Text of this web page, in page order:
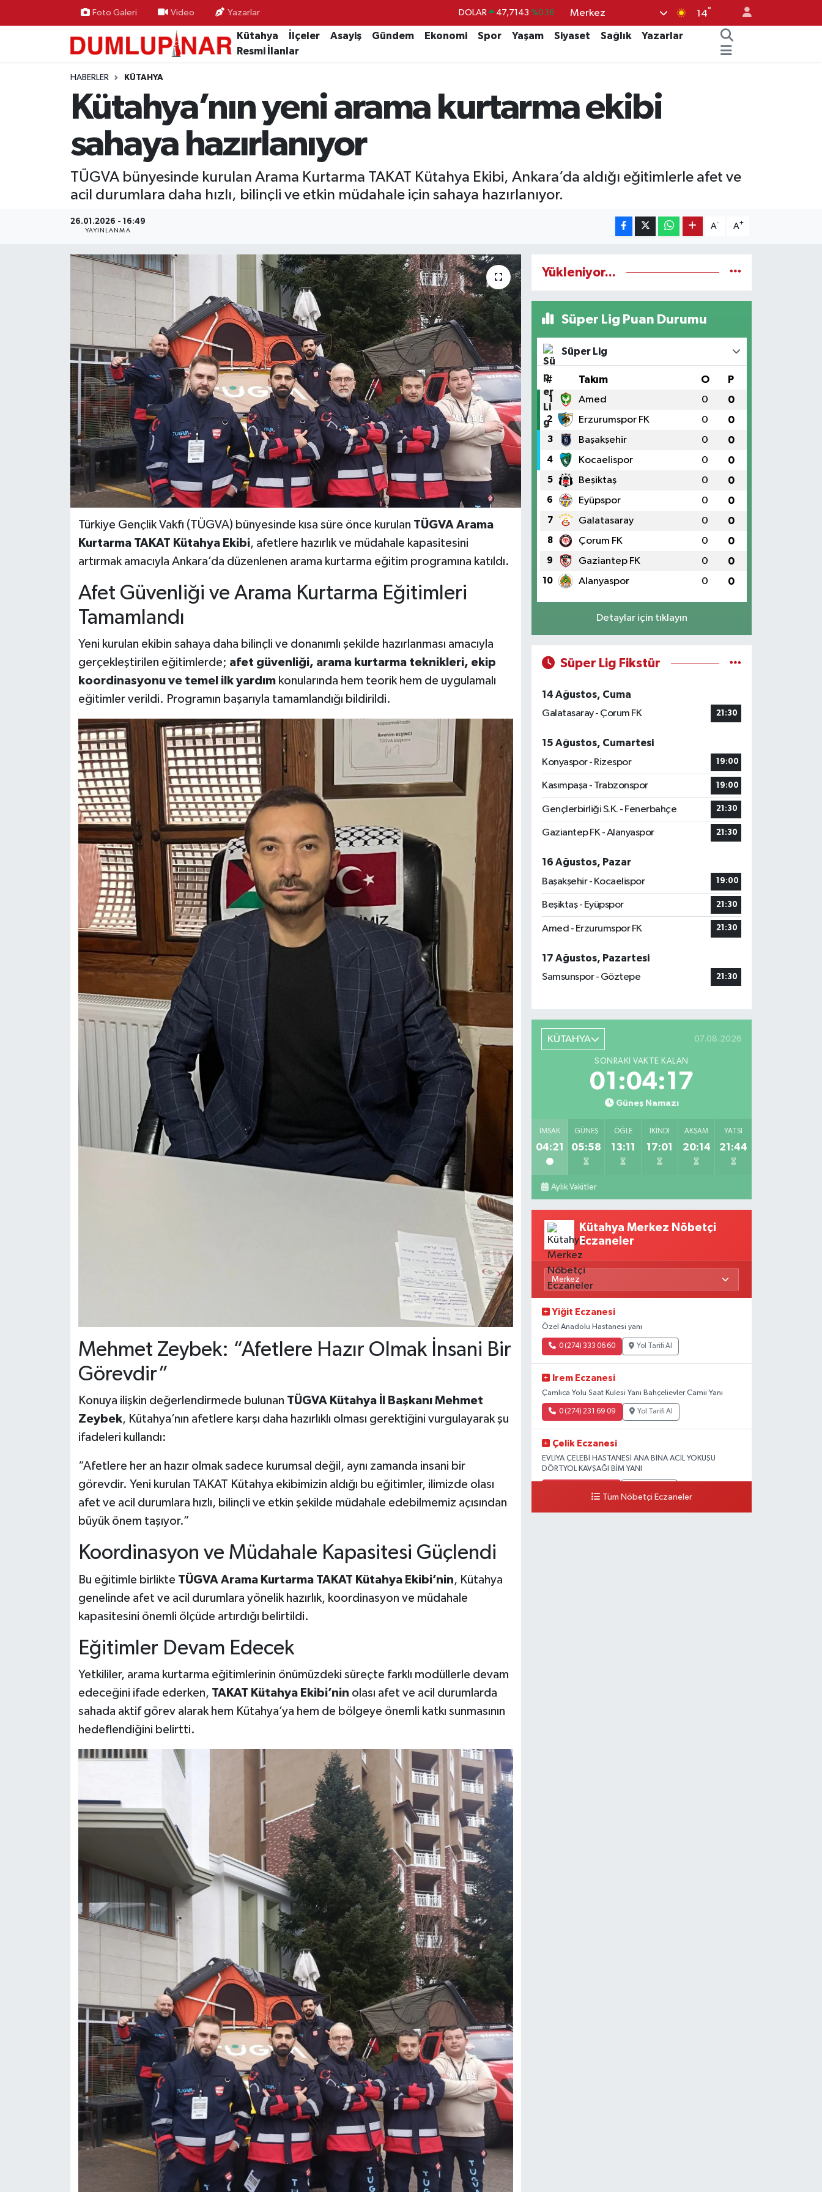
Foto Galeri Video Yazarlar DOLAR 47,7143 %0.16
EURO 55,0317 %-0.02
BİST100 13.799 %70
Merkez 14°
Kütahya İlçeler Asayiş Gündem Ekonomi Spor Yaşam Siyaset Sağlık
Yazarlar
Resmi İlanlar
HABERLER KÜTAHYA
Kütahya’nın yeni arama kurtarma ekibi
sahaya hazırlanıyor
TÜGVA bünyesinde kurulan Arama Kurtarma TAKAT Kütahya Ekibi, Ankara’da aldığı eğitimlerle afet ve
acil durumlara daha hızlı, bilinçli ve etkin müdahale için sahaya hazırlanıyor.
26.01.2026 - 16:49
YAYINLANMA
A- A+
Türkiye Gençlik Vakfı (TÜGVA) bünyesinde kısa süre önce kurulan TÜGVA Arama
Kurtarma TAKAT Kütahya Ekibi, afetlere hazırlık ve müdahale kapasitesini
artırmak amacıyla Ankara’da düzenlenen arama kurtarma eğitim programına katıldı.
Afet Güvenliği ve Arama Kurtarma Eğitimleri
Tamamlandı
Yeni kurulan ekibin sahaya daha bilinçli ve donanımlı şekilde hazırlanması amacıyla
gerçekleştirilen eğitimlerde; afet güvenliği, arama kurtarma teknikleri, ekip
koordinasyonu ve temel ilk yardımkonularında hem teorik hem de uygulamalı
eğitimler verildi. Programın başarıyla tamamlandığı bildirildi.
Mehmet Zeybek: “Afetlere Hazır Olmak İnsani Bir
Görevdir”
Konuya ilişkin değerlendirmede bulunan TÜGVA Kütahya İl Başkanı Mehmet
Zeybek, Kütahya’nın afetlere karşı daha hazırlıklı olması gerektiğini vurgulayarak şu
ifadeleri kullandı:
“Afetlere her an hazır olmak sadece kurumsal değil, aynı zamanda insani bir
görevdir. Yeni kurulan TAKAT Kütahya ekibimizin aldığı bu eğitimler, ilimizde olası
afet ve acil durumlara hızlı, bilinçli ve etkin şekilde müdahale edebilmemiz açısından
büyük önem taşıyor.”
Koordinasyon ve Müdahale Kapasitesi Güçlendi
Bu eğitimle birlikte TÜGVA Arama Kurtarma TAKAT Kütahya Ekibi’nin, Kütahya
genelinde afet ve acil durumlara yönelik hazırlık, koordinasyon ve müdahale
kapasitesini önemli ölçüde artırdığı belirtildi.
Eğitimler Devam Edecek
Yetkililer, arama kurtarma eğitimlerinin önümüzdeki süreçte farklı modüllerle devam
edeceğini ifade ederken, TAKAT Kütahya Ekibi’nin olası afet ve acil durumlarda
sahada aktif görev alarak hem Kütahya’ya hem de bölgeye önemli katkı sunmasının
hedeflendiğini belirtti.
Yükleniyor...
Süper Lig Puan Durumu
Süper Lig
# Takım O P
1 Amed 0 0
2 Erzurumspor FK 0 0
3 Başakşehir 0 0
4 Kocaelispor 0 0
5 Beşiktaş 0 0
6 Eyüpspor 0 0
7 Galatasaray 0 0
8 Çorum FK 0 0
9 Gaziantep FK 0 0
10 Alanyaspor 0 0
Detaylar için tıklayın
Süper Lig Fikstür
14 Ağustos, Cuma
Galatasaray - Çorum FK
21:30
15 Ağustos, Cumartesi
Konyaspor - Rizespor
19:00
Kasımpaşa - Trabzonspor 19:00
Gençlerbirliği S.K. - Fenerbahçe 21:30
Gaziantep FK - Alanyaspor 21:30
16 Ağustos, Pazar
Başakşehir - Kocaelispor
19:00
Beşiktaş - Eyüpspor 21:30
Amed - Erzurumspor FK 21:30
17 Ağustos, Pazartesi
Samsunspor - Göztepe
21:30
KÜTAHYA 07.08.2026
SONRAKI VAKTE KALAN
01:04:15
Güneş Namazı
İMSAK
04:21
GÜNEŞ
05:58
ÖĞLE
13:11
İKINDI
17:01
AKŞAM
20:14
YATSI
21:44
Aylık Vakitler
Kütahya Merkez Nöbetçi
Eczaneler
Yiğit Eczanesi
Özel Anadolu Hastanesi yanı
0 (274) 333 06 60 Yol Tarifi Al
Irem Eczanesi
Çamlıca Yolu Saat Kulesi Yanı Bahçelievler Camii Yanı
0 (274) 231 69 09 Yol Tarifi Al
Çelik Eczanesi
EVLİYA ÇELEBİ HASTANESİ ANA BİNA ACİL YOKUŞU
DÖRTYOL KAVŞAĞI BİM YANI
Tüm Nöbetçi Eczaneler